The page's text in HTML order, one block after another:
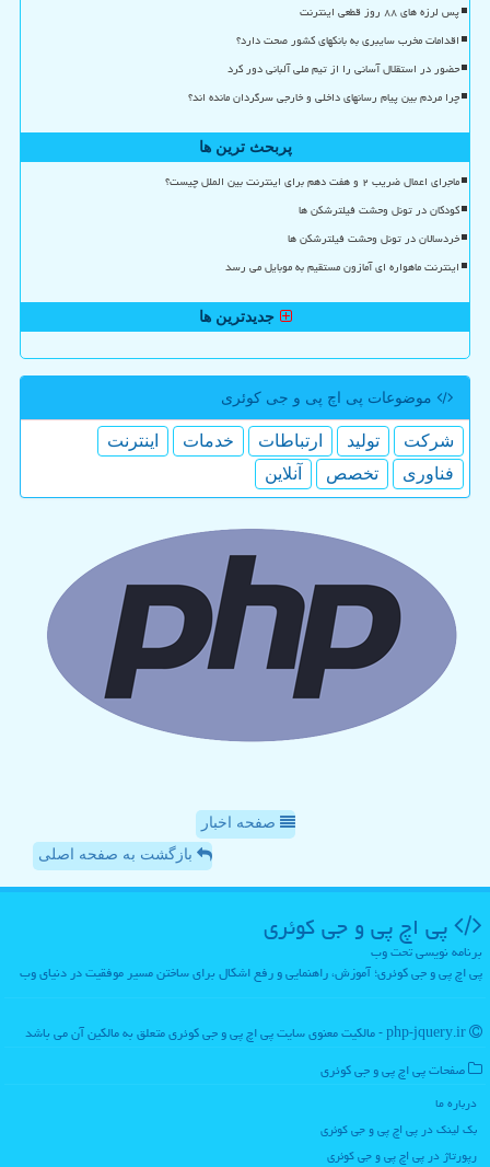
پس لرزه های ۸۸ روز قطعی اینترنت
اقدامات مخرب سایبری به بانکهای کشور صحت دارد؟
حضور در استقلال آسانی را از تیم ملی آلبانی دور کرد
چرا مردم بین پیام رسانهای داخلی و خارجی سرگردان مانده اند؟
پربحث ترین ها
ماجرای اعمال ضریب ۲ و هفت دهم برای اینترنت بین الملل چیست؟
کودکان در تونل وحشت فیلترشکن ها
خردسالان در تونل وحشت فیلترشکن ها
اینترنت ماهواره ای آمازون مستقیم به موبایل می رسد
جدیدترین ها
موضوعات پی اچ پی و جی كوئری
شركت تولید ارتباطات خدمات
اینترنت
فناوری
تخصص آنلاین
صفحه اخبار
بازگشت به صفحه اصلی
پی اچ پی و جی كوئری
برنامه نویسی تحت وب
پی اچ پی و جی کوئری؛ آموزش، راهنمایی و رفع اشکال برای ساختن مسیر موفقیت در دنیای وب
صفحات پی اچ پی و جی كوئری
درباره ما
بک لینک در پی اچ پی و جی كوئری
رپورتاژ در پی اچ پی و جی كوئری